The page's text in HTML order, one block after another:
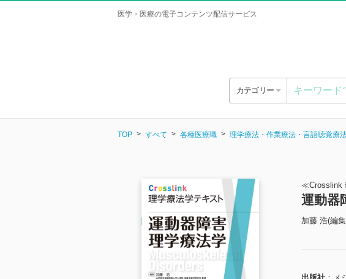
医学・医療の電子コンテンツ配信サービス
カテゴリー
TOP すべて 各種医療職 理学療法・作業療法・言語聴覚療
≪Crosslink
運動器
加藤 浩(編